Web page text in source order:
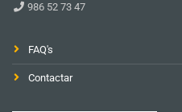
986 52 73 47
FAQ's
Contactar